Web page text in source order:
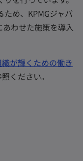
め、KPMGジャパ
わせた施策を導入
が輝くための働き
ください。